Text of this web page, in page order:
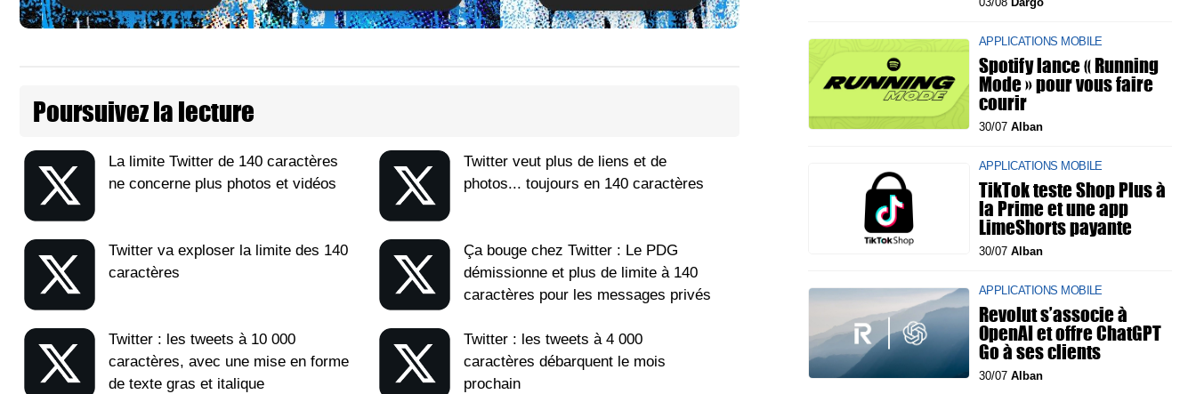
Poursuivez la lecture
La limite Twitter de 140 caractères
ne concerne plus photos et vidéos
Twitter veut plus de liens et de
photos... toujours en 140 caractères
Twitter va exploser la limite des 140
caractères
Ça bouge chez Twitter : Le PDG
démissionne et plus de limite à 140
caractères pour les messages privés
Twitter : les tweets à 10 000
caractères, avec une mise en forme
de texte gras et italique
Twitter : les tweets à 4 000
caractères débarquent le mois
prochain
APPLICATIONS MOBILE
Spotify lance « Running
Mode » pour vous faire
courir
30/07 Alban
APPLICATIONS MOBILE
TikTok teste Shop Plus à
la Prime et une app
LimeShorts payante
30/07 Alban
APPLICATIONS MOBILE
Revolut s’associe à
OpenAI et offre ChatGPT
Go à ses clients
30/07 Alban